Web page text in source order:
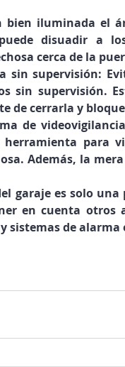
iluminada el
disuadir a
cerca de la
sin supervisión:
sin supervisión.
de cerrarla y
de
herramienta para
Además, la
garaje es solo
en cuenta otros
de alarma